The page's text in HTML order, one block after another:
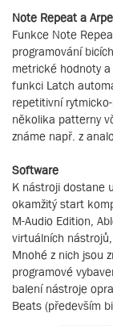
Note Repeat a
Funkce Note
programování
metrické hodnoty
funkci Latch
repetitivní
několika patterny
známe např. z
Software
K nástroji dostane
okamžitý start
M-Audio Edition,
virtuálních
Mnohé z nich jsou
programové
balení nástroje
Beats (především